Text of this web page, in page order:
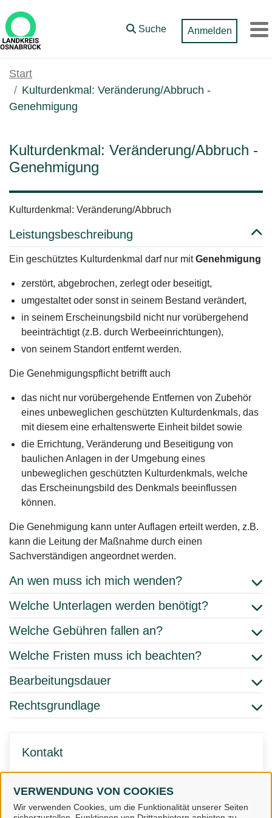
Zum Hauptinhalt springen
VERWENDUNG VON COOKIES
Wir verwenden Cookies, um die Funktionalität unserer Seiten
Suche Anmelden
Start
Kulturdenkmal: Veränderung/Abbruch -
Genehmigung
Kulturdenkmal: Veränderung/Abbruch -
Genehmigung
Kulturdenkmal: Veränderung/Abbruch
Leistungsbeschreibung
Ein geschütztes Kulturdenkmal darf nur mitGenehmigung
zerstört, abgebrochen, zerlegt oder beseitigt,
umgestaltet oder sonst in seinem Bestand verändert,
in seinem Erscheinungsbild nicht nur vorübergehend
beeinträchtigt (z.B. durch Werbeeinrichtungen),
von seinem Standort entfernt werden.
Die Genehmigungspflicht betrifft auch
das nicht nur vorübergehende Entfernen von Zubehör
eines unbeweglichen geschützten Kulturdenkmals, das
mit diesem eine erhaltenswerte Einheit bildet sowie
die Errichtung, Veränderung und Beseitigung von
baulichen Anlagen in der Umgebung eines
unbeweglichen geschützten Kulturdenkmals, welche
das Erscheinungsbild des Denkmals beeinflussen
können.
Die Genehmigung kann unter Auflagen erteilt werden, z.B.
kann die Leitung der Maßnahme durch einen
Sachverständigen angeordnet werden.
An wen muss ich mich wenden?
Welche Unterlagen werden benötigt?
Welche Gebühren fallen an?
Welche Fristen muss ich beachten?
Bearbeitungsdauer
Rechtsgrundlage
Kontakt